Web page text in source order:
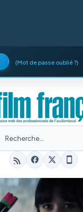
(Mot de passe oublié ?)